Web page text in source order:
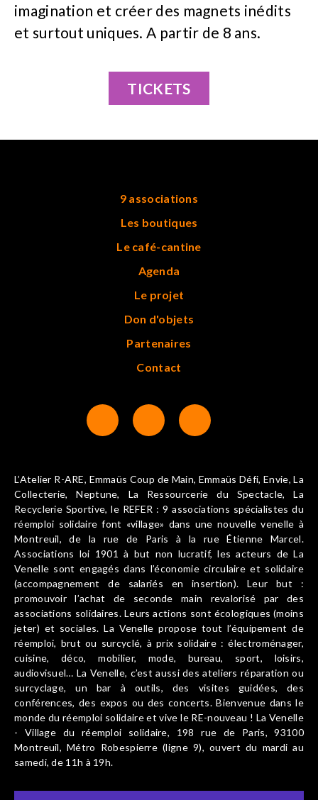
imagination et créer des magnets inédits
et surtout uniques. A partir de 8 ans.
TICKETS
9 associations
Les boutiques
Le café-cantine
Agenda
Le projet
Don d'objets
Partenaires
Contact
L’Atelier R-ARE, Emmaüs Coup de Main, Emmaüs Défi, Envie, La
Collecterie, Neptune, La Ressourcerie du Spectacle, La
Recyclerie Sportive, le REFER : 9 associations spécialistes du
réemploi solidaire font «village» dans une nouvelle venelle à
Montreuil, de la rue de Paris à la rue Étienne Marcel.
Associations loi 1901 à but non lucratif, les acteurs de La
Venelle sont engagés dans l’économie circulaire et solidaire
(accompagnement de salariés en insertion). Leur but :
promouvoir l’achat de seconde main revalorisé par des
associations solidaires. Leurs actions sont écologiques (moins
jeter) et sociales. La Venelle propose tout l’équipement de
réemploi, brut ou surcyclé, à prix solidaire : électroménager,
cuisine, déco, mobilier, mode, bureau, sport, loisirs,
audiovisuel… La Venelle, c’est aussi des ateliers réparation ou
surcyclage, un bar à outils, des visites guidées, des
conférences, des expos ou des concerts. Bienvenue dans le
monde du réemploi solidaire et vive le RE-nouveau ! La Venelle
- Village du réemploi solidaire, 198 rue de Paris, 93100
Montreuil, Métro Robespierre (ligne 9), ouvert du mardi au
samedi, de 11h à 19h.